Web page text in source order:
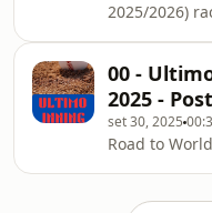
2025/2026)
00 -
2025 -
set 30, 2025
Road to